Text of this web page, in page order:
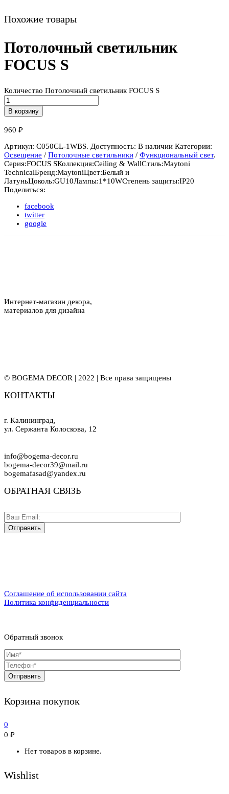
Похожие товары
Потолочный светильник
FOCUS S
Количество Потолочный светильник FOCUS S
В корзину
960 ₽
Артикул: C050CL-1WBS. Доступность: В наличии Категории:
Освещение / Потолочные светильники / Функциональный свет.
Серия:FOCUS SКоллекция:Ceiling & WallСтиль:Maytoni
TechnicalБренд:MaytoniЦвет:Белый и
ЛатуньЦоколь:GU10Лампы:1*10WСтепень защиты:IP20
Поделиться:
facebook
twitter
google
Интернет-магазин декора,
материалов для дизайна
© BOGEMA DECOR | 2022 | Все права защищены
КОНТАКТЫ
г. Калининград,
ул. Сержанта Колоскова, 12
info@bogema-decor.ru
bogema-decor39@mail.ru
bogemafasad@yandex.ru
ОБРАТНАЯ СВЯЗЬ
Соглашение об использовании сайта
Политика конфиденциальности
Обратный звонок
Корзина покупок
0
0 ₽
Нет товаров в корзине.
Wishlist